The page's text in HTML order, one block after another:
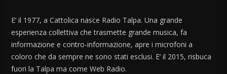
E’ il 1977, a Cattolica nasce Radio Talpa. Una grande
esperienza collettiva che trasmette grande musica, fa
informazione e contro-informazione, apre i microfoni a
coloro che da sempre ne sono stati esclusi. E’ il 2015, risbuca
fuori la Talpa ma come Web Radio.